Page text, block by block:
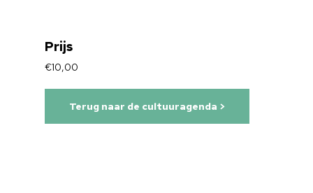
Prijs
€10,00
Terug naar de cultuuragenda >